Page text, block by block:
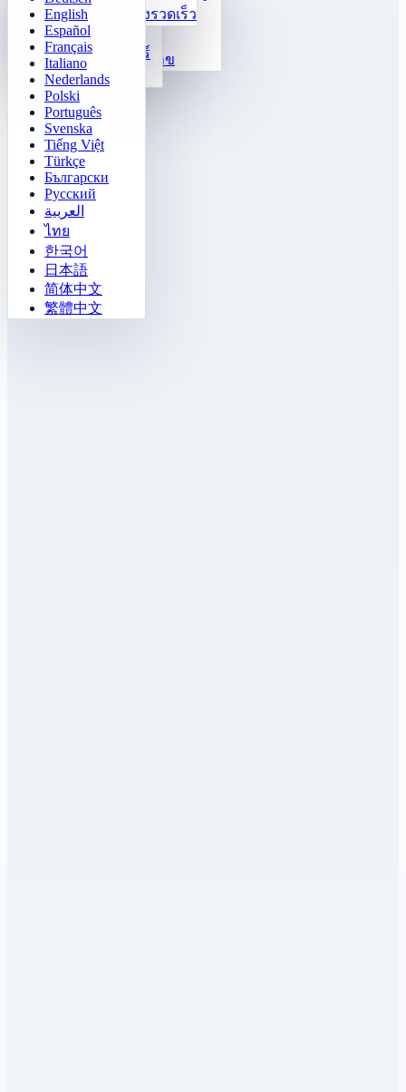
24 คิดเร็ว
ฟังก์ชัน
เติมรูปแบบตัวเลข
2048
เททริส
ไมน์สวีปเปอร์
โกะโมะคุ
ท้าทาย Sokoban
แยกแยะอย่างรวดเร็ว
English
Español
Français
Italiano
Nederlands
Polski
Português
Svenska
Tiếng Việt
Türkçe
Български
Русский
العربية
ไทย
한국어
日本語
简体中文
繁體中文